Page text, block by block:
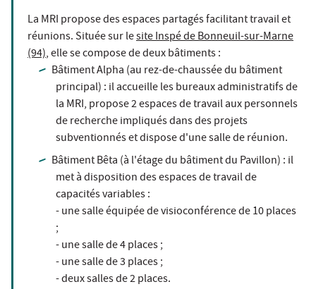
La MRI propose des espaces partagés facilitant travail et
réunions. Située sur lesite Inspé de Bonneuil-sur-Marne
(94), elle se compose de deux bâtiments :
Bâtiment Alpha (au rez-de-chaussée du bâtiment
principal) : il accueille les bureaux administratifs de
la MRI, propose 2 espaces de travail aux personnels
de recherche impliqués dans des projets
subventionnés et dispose d'une salle de réunion.
Bâtiment Bêta (à l'étage du bâtiment du Pavillon) : il
met à disposition des espaces de travail de
capacités variables :
- une salle équipée de visioconférence de 10 places
;
- une salle de 4 places ;
- une salle de 3 places ;
- deux salles de 2 places.